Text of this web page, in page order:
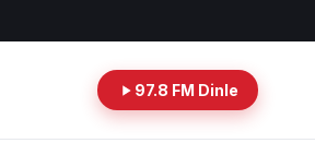
97.8 FM Dinle